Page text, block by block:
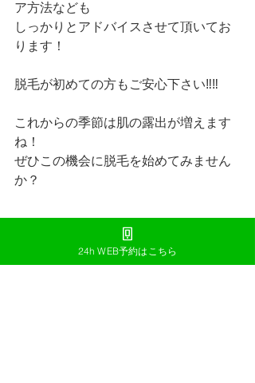
ア方法なども
しっかりとアドバイスさせて頂いてお
ります！
脱毛が初めての方もご安心下さい‼︎‼︎
これからの季節は肌の露出が増えます
ね！
ぜひこの機会に脱毛を始めてみません
か？
24h WEB予約はこちら